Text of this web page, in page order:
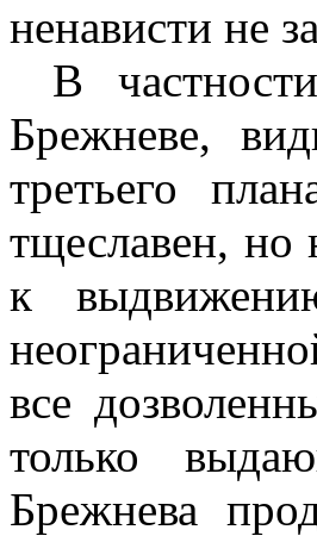
ненависти не
В
Брежневе,
третьего
тщеславен, но
к
все
только
Брежнева